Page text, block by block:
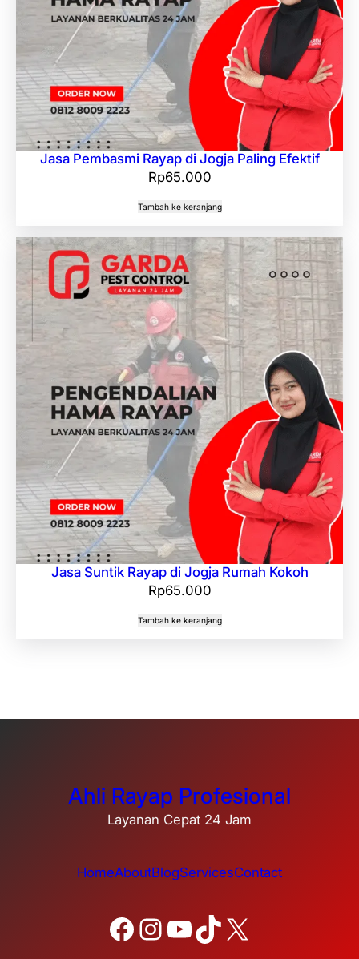
Jasa Pembasmi Rayap di Jogja Paling Efektif
Rp65.000
Tambah ke keranjang
Jasa Suntik Rayap di Jogja Rumah Kokoh
Rp65.000
Tambah ke keranjang
Ahli Rayap Profesional
Layanan Cepat 24 Jam
HomeAboutBlogServicesContact
Facebook Instagram YouTube TikTok X